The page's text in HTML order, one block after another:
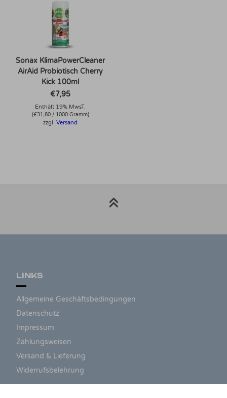
Sonax KlimaPowerCleaner
AirAid Probiotisch Cherry
Kick 100ml
€7,95
Enthält 19% MwsT.
(€31,80/ 1000 Gramm)
zzgl.Versand
LINKS
Allgemeine Geschäftsbedingungen
Datenschutz
Impressum
Zahlungsweisen
Versand & Lieferung
Widerrufsbelehrung